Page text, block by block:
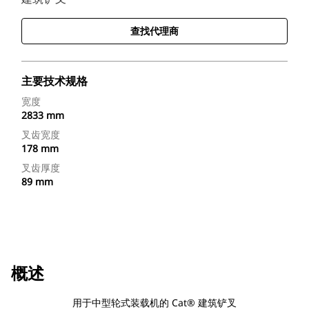
查找代理商
主要技术规格
宽度
2833 mm
叉齿宽度
178 mm
叉齿厚度
89 mm
概述
用于中型轮式装载机的 Cat® 建筑铲叉